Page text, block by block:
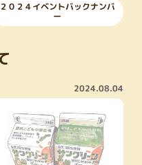
２０２４イベントバックナンバ
ー
2024.08.04